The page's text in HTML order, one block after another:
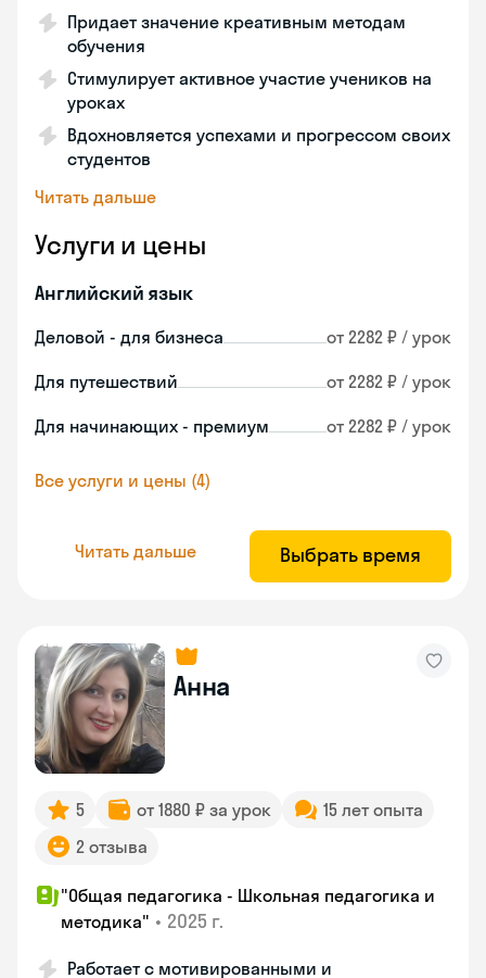
Придает значение креативным методам
обучения
Стимулирует активное участие учеников на
уроках
Вдохновляется успехами и прогрессом своих
студентов
Читать дальше
Услуги и цены
Английский язык
Деловой - для бизнеса от 2282 ₽ / урок
Для путешествий от 2282 ₽ / урок
Для начинающих - премиум от 2282 ₽ / урок
Все услуги и цены (4)
Читать дальше Выбрать время
Анна
5 от 1880 ₽ за урок
15 лет опыта
2 отзыва
"Общая педагогика - Школьная педагогика и
методика" • 2025 г.
Работает с мотивированными и